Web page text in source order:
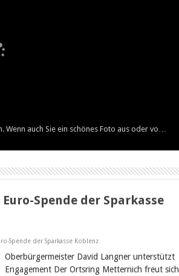
Wenn auch Sie ein schönes Foto aus oder vo…
Spende der Sparkasse
Spende der Sparkasse Koblenz
Oberbürgermeister David Langner unterstützt
Engagement Der Ortsring Metternich freut sich